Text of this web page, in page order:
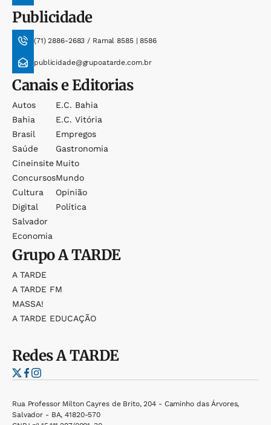
Publicidade
(71) 2886-2683 / Ramal 8585 | 8586
publicidade@grupoatarde.com.br
Canais e Editorias
Autos
Bahia
Brasil
Saúde
Cineinsite
Concursos
Cultura
Digital
Salvador
Economia
E.c. Bahia
E.c. Vitória
Empregos
Gastronomia
Muito
Mundo
Opinião
Política
GrupoA TARDE
A TARDE
A TARDE FM
MASSA!
A TARDE EDUCAÇÃO
RedesA TARDE
Rua Professor Milton Cayres de Brito, 204 - Caminho das Árvores,
Salvador - BA, 41820-570